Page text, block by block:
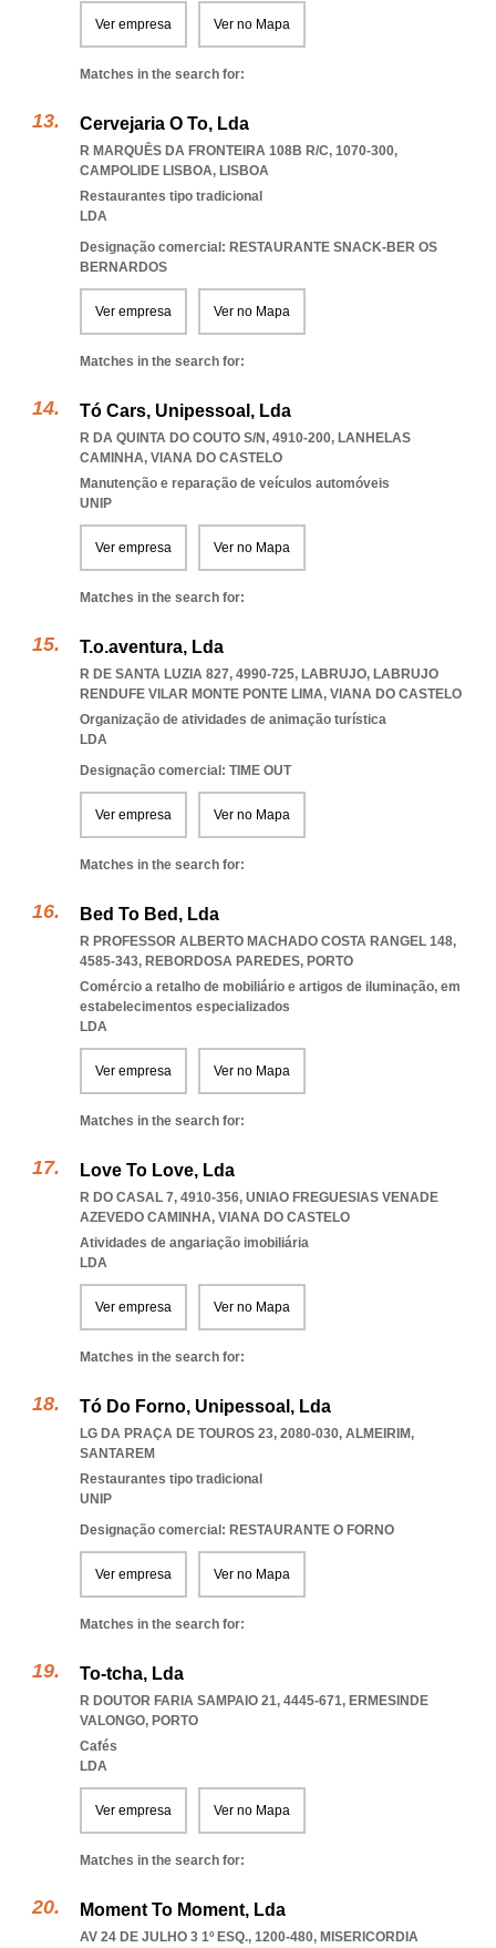
Ver empresa Ver no Mapa
Matches in the search for:
Cervejaria O To, Lda
R MARQUÊS DA FRONTEIRA 108B R/C, 1070-300,
CAMPOLIDE LISBOA, LISBOA
Restaurantes tipo tradicional
LDA
Designação comercial: RESTAURANTE SNACK-BER OS
BERNARDOS
Ver empresa Ver no Mapa
Matches in the search for:
Tó Cars, Unipessoal, Lda
R DA QUINTA DO COUTO S/N, 4910-200, LANHELAS
CAMINHA, VIANA DO CASTELO
Manutenção e reparação de veículos automóveis
UNIP
Ver empresa Ver no Mapa
Matches in the search for:
T.o.aventura, Lda
R DE SANTA LUZIA 827, 4990-725, LABRUJO, LABRUJO
RENDUFE VILAR MONTE PONTE LIMA, VIANA DO CASTELO
Organização de atividades de animação turística
LDA
Designação comercial: TIME OUT
Ver empresa Ver no Mapa
Matches in the search for:
Bed To Bed, Lda
R PROFESSOR ALBERTO MACHADO COSTA RANGEL 148,
4585-343, REBORDOSA PAREDES, PORTO
Comércio a retalho de mobiliário e artigos de iluminação, em
estabelecimentos especializados
LDA
Ver empresa Ver no Mapa
Matches in the search for:
Love To Love, Lda
R DO CASAL 7, 4910-356, UNIAO FREGUESIAS VENADE
AZEVEDO CAMINHA, VIANA DO CASTELO
Atividades de angariação imobiliária
LDA
Ver empresa Ver no Mapa
Matches in the search for:
Tó Do Forno, Unipessoal, Lda
LG DA PRAÇA DE TOUROS 23, 2080-030, ALMEIRIM,
SANTAREM
Restaurantes tipo tradicional
UNIP
Designação comercial: RESTAURANTE O FORNO
Ver empresa Ver no Mapa
Matches in the search for:
To-tcha, Lda
R DOUTOR FARIA SAMPAIO 21, 4445-671, ERMESINDE
VALONGO, PORTO
Cafés
LDA
Ver empresa Ver no Mapa
Matches in the search for:
Moment To Moment, Lda
AV 24 DE JULHO 3 1º ESQ., 1200-480, MISERICORDIA